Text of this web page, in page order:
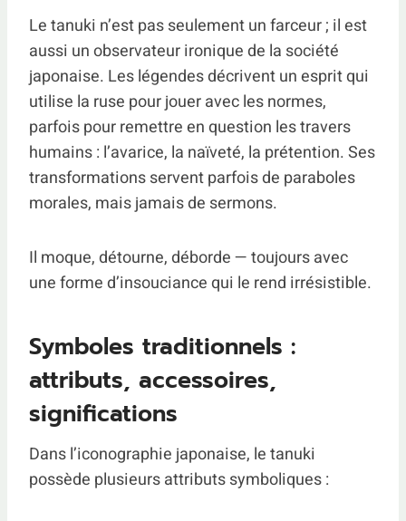
Le tanuki n’est pas seulement un farceur ; il est
aussi un observateur ironique de la société
japonaise. Les légendes décrivent un esprit qui
utilise la ruse pour jouer avec les normes,
parfois pour remettre en question les travers
humains : l’avarice, la naïveté, la prétention. Ses
transformations servent parfois de paraboles
morales, mais jamais de sermons.
Il moque, détourne, déborde — toujours avec
une forme d’insouciance qui le rend irrésistible.
Symboles traditionnels :
attributs, accessoires,
significations
Dans l’iconographie japonaise, le tanuki
possède plusieurs attributs symboliques :